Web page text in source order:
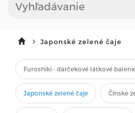
Japonské zelené čaje
Furoshiki - darčekové látkové
Japonské zelené čaje Čínske